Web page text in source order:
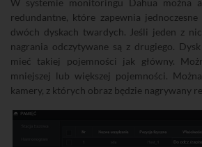
redundantne, które zapewnia
dwóch dyskach twardych. Jeśli jeden z
nagrania odczytywane są z drugiego.
mieć takiej pojemności jak główny.
mniejszej lub większej pojemności.
kamery, z których obraz będzie nagrywany